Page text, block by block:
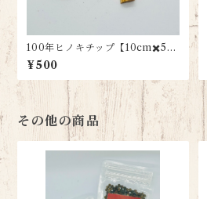
100年ヒノキチップ【10cm✖️5
本】
¥500
その他の商品